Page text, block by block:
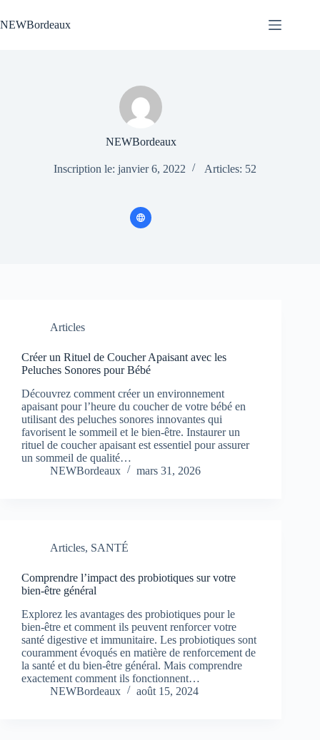
au
contenu
NEWBordeaux
NEWBordeaux
Inscription le: janvier 6, 2022 Articles: 52
Articles
Créer un Rituel de Coucher Apaisant avec les
Peluches Sonores pour Bébé
Découvrez comment créer un environnement
apaisant pour l’heure du coucher de votre bébé en
utilisant des peluches sonores innovantes qui
favorisent le sommeil et le bien-être. Instaurer un
rituel de coucher apaisant est essentiel pour assurer
un sommeil de qualité…
NEWBordeaux
mars 31, 2026
Articles, SANTÉ
Comprendre l’impact des probiotiques sur votre
bien-être général
Explorez les avantages des probiotiques pour le
bien-être et comment ils peuvent renforcer votre
santé digestive et immunitaire. Les probiotiques sont
couramment évoqués en matière de renforcement de
la santé et du bien-être général. Mais comprendre
exactement comment ils fonctionnent…
NEWBordeaux
août 15, 2024